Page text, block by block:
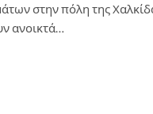
στην πόλη της
ανοικτά…